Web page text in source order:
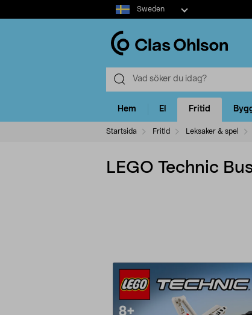
Select
market
Sweden
Hem El Fritid
Startsida Fritid Leksaker & spel
LEGO Technic